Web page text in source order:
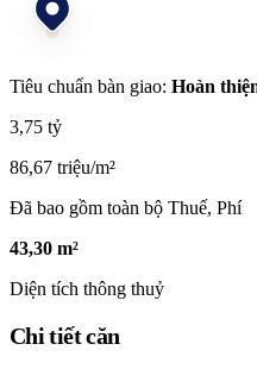
Tiêu chuẩn bàn giao: Hoàn
3,75 tỷ
86,67 triệu/m²
Đã bao gồm toàn bộ Thuế, Phí
43,30 m²
Diện tích thông thuỷ
Chi tiết căn